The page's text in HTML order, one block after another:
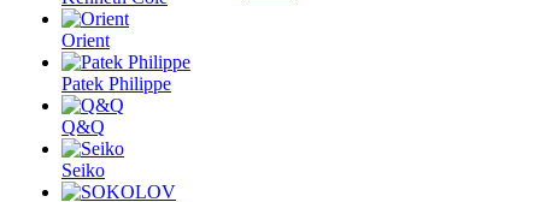
Orient
Patek Philippe
Q&Q
Seiko